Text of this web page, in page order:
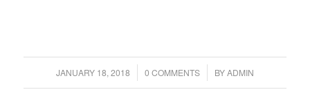
JANUARY 18, 2018
/ 0 COMMENTS
/ BYADMIN